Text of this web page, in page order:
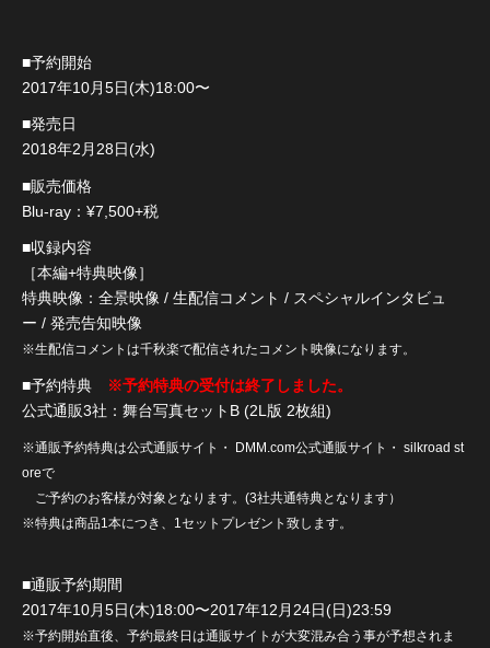
■予約開始
2017年10月5日(木)18:00〜
■発売日
2018年2月28日(水)
■販売価格
Blu-ray：¥7,500+税
■収録内容
［本編+特典映像］
特典映像：全景映像 / 生配信コメント / スペシャルインタビュ
ー / 発売告知映像
※生配信コメントは千秋楽で配信されたコメント映像になります。
■予約特典
※予約特典の受付は終了しました。
公式通販3社：舞台写真セットB (2L版 2枚組)
※通販予約特典は公式通販サイト・ DMM.com公式通販サイト・ silkroad st
oreで
ご予約のお客様が対象となります。(3社共通特典となります）
※特典は商品1本につき、1セットプレゼント致します。
■通販予約期間
2017年10月5日(木)18:00〜2017年12月24日(日)23:59
※予約開始直後、予約最終日は通販サイトが大変混み合う事が予想されま